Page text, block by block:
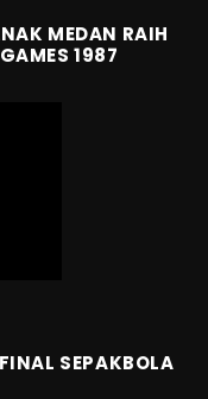
MEDAN RAIH
1987
SEPAKBOLA